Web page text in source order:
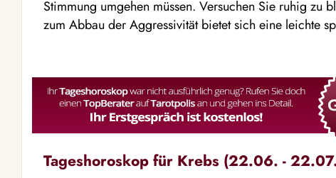
Stimmung umgehen müssen. Versuchen Sie ruhig zu
zum Abbau der Aggressivität bietet sich eine leichte
Tageshoroskop für Krebs (22.06. -